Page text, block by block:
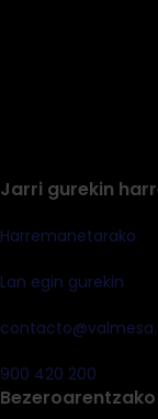
Jarri gurekin
Harremanetarako
Lan egin gurekin
900 420 200